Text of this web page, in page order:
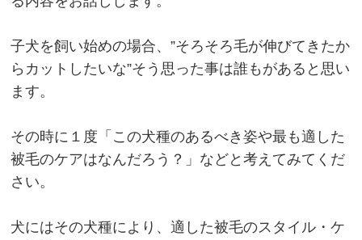
子犬を飼い始めの場合、”そろそろ毛が伸びてきたか
らカットしたいな”そう思った事は誰もがあると思い
ます。
その時に１度「この犬種のあるべき姿や最も適した
被毛のケアはなんだろう？」などと考えてみてくだ
さい。
犬にはその犬種により、適した被毛のスタイル・ケ